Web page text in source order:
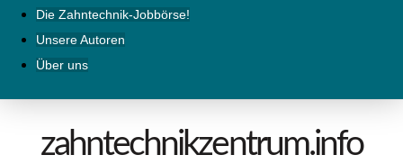
Die Zahntechnik-Jobbörse!
Unsere Autoren
Über uns
zahntechnikzentrum.info